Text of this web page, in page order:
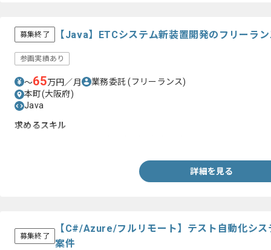
募集終了 【Java】ETCシステム新装置開発のフリーラ
参画実績あり
〜65万円／月 業務委託(フリーランス)
本町(大阪府)
Java
求めるスキル
詳細を見る
募集終了
【C#/Azure/フルリモート】テスト自動化シス
案件